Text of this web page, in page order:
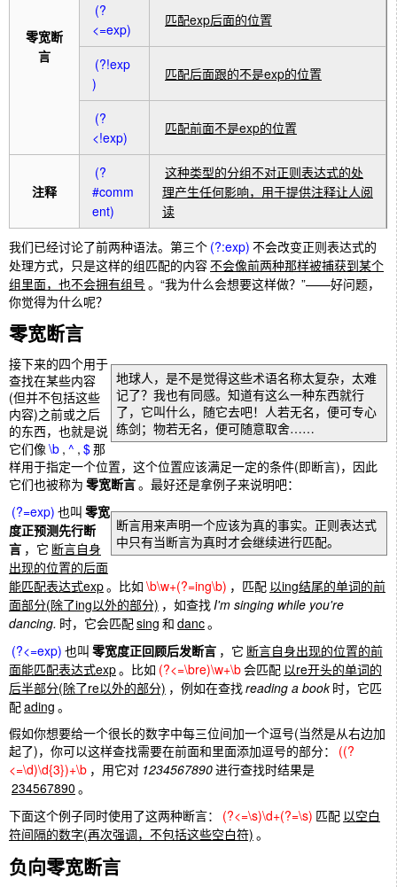
零宽断
言
(?
<=exp)
匹配exp后面的位置
(?!exp
)
匹配后面跟的不是exp的位置
(?
<!exp)
匹配前面不是exp的位置
注释
(?
#comm
ent)
这种类型的分组不对正则表达式的处
理产生任何影响，用于提供注释让人阅
读
我们已经讨论了前两种语法。第三个 (?:exp) 不会改变正则表达式的
处理方式，只是这样的组匹配的内容不会像前两种那样被捕获到某个
组里面，也不会拥有组号 。“我为什么会想要这样做？”——好问题，
你觉得为什么呢？
零宽断言
地球人，是不是觉得这些术语名称太复杂，太难
记了？我也有同感。知道有这么一种东西就行
了，它叫什么，随它去吧！人若无名，便可专心
练剑；物若无名，便可随意取舍……
接下来的四个用于
查找在某些内容
(但并不包括这些
内容)之前或之后
的东西，也就是说
它们像 \b , ^ , $那
样用于指定一个位置，这个位置应该满足一定的条件(即断言)，因此
它们也被称为 零宽断言。最好还是拿例子来说明吧：
断言用来声明一个应该为真的事实。正则表达式
中只有当断言为真时才会继续进行匹配。
(?=exp) 也叫 零宽
度正预测先行断
言 ，它 断言自身
出现的位置的后面
能匹配表达式exp。比如 \b\w+(?=ing\b) ，匹配 以ing结尾的单词的前
面部分(除了ing以外的部分) ，如查找I'm singing while you're
dancing. 时，它会匹配sing 和 danc。
(?<=exp) 也叫 零宽度正回顾后发断言 ，它 断言自身出现的位置的前
面能匹配表达式exp。比如 (?<=\bre)\w+\b会匹配 以re开头的单词的
后半部分(除了re以外的部分) ，例如在查找reading a book 时，它匹
配ading 。
假如你想要给一个很长的数字中每三位间加一个逗号(当然是从右边加
起了)，你可以这样查找需要在前面和里面添加逗号的部分：
((?
<=\d)\d{3})+\b ，用它对 1234567890进行查找时结果是
234567890 。
下面这个例子同时使用了这两种断言：
(?<=\s)\d+(?=\s) 匹配 以空白
符间隔的数字(再次强调，不包括这些空白符) 。
负向零宽断言